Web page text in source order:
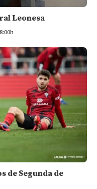
Leonesa
de Segunda de